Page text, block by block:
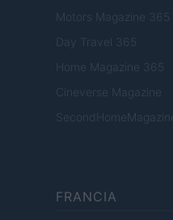
Motors Magazine 365
Day Travel 365
Home Magazine 365
Cineverse Magazine
SecondHomeMagazine
FRANCIA